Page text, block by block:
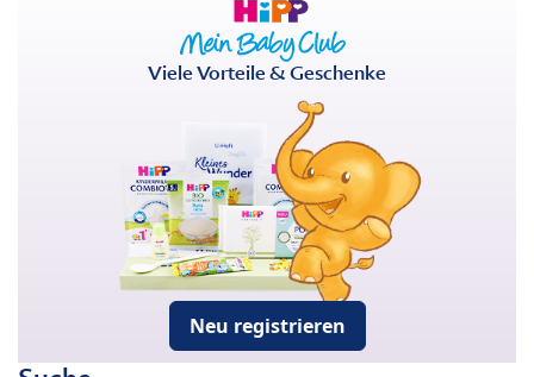
Viele Vorteile & Geschenke
Neu registrieren